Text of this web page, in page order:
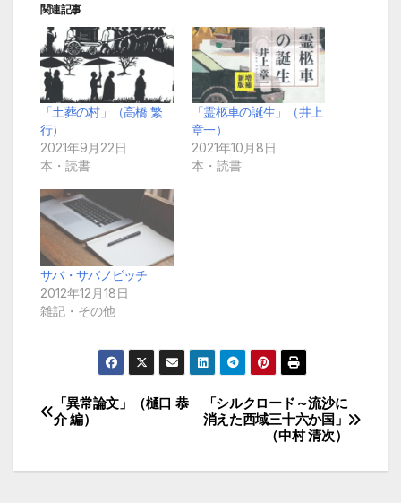
関連記事
「土葬の村」（高橋 繁
行）
2021年9月22日
本・読書
「霊柩車の誕生」（井上
章一）
2021年10月8日
本・読書
サバ・サバノビッチ
2012年12月18日
雑記・その他
投
「シルクロード～流沙に
消えた西域三十六か国」
（中村 清次）
「異常論文」（樋口 恭
介 編）